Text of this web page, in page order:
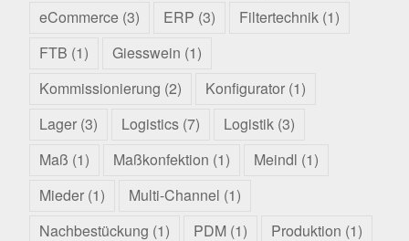
eCommerce (3) ERP (3) Filtertechnik (1)
FTB (1) Giesswein (1)
Kommissionierung (2) Konfigurator (1)
Lager (3) Logistics (7) Logistik (3)
Maß (1) Maßkonfektion (1) Meindl (1)
Mieder (1) Multi-Channel (1)
Nachbestückung (1) PDM (1) Produktion (1)